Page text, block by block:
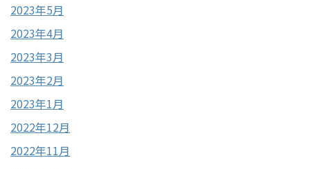
2023年5月
2023年4月
2023年3月
2023年2月
2023年1月
2022年12月
2022年11月